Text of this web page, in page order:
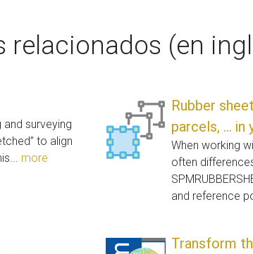
relacionados (en
surveying
to align
more
Rubber
parcels, ... in
When working
often
and reference
Transform